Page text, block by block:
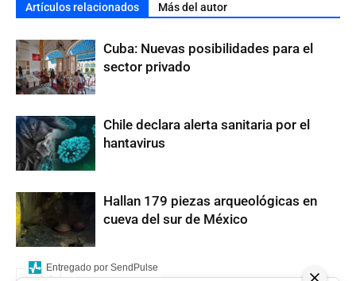
Artículos relacionados Más del autor
Cuba: Nuevas posibilidades para el
sector privado
Chile declara alerta sanitaria por el
hantavirus
Hallan 179 piezas arqueológicas en
cueva del sur de México
Entregado por SendPulse